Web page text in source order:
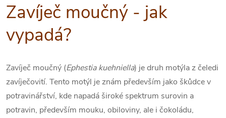
Zavíječ moučný - jak
vypadá?
Zavíječ moučný (Ephestia kuehniella) je druh motýla z čeledi
zavíječovití. Tento motýl je znám především jako škůdce v
potravinářství, kde napadá široké spektrum surovin a
potravin, především mouku, obiloviny, ale i čokoládu,